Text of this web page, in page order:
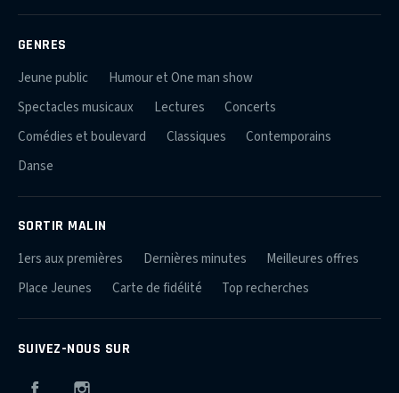
GENRES
Jeune public
Humour et One man show
Spectacles musicaux
Lectures
Concerts
Comédies et boulevard
Classiques
Contemporains
Danse
SORTIR MALIN
1ers aux premières Dernières minutes
Meilleures offres
Place Jeunes
Carte de fidélité Top recherches
SUIVEZ-NOUS SUR
Facebook